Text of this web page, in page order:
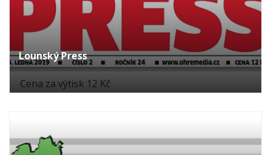
Lounský Press
Cena za výtisk 12 Kč